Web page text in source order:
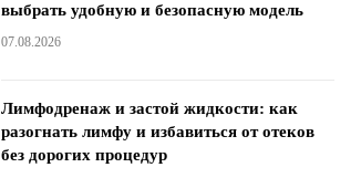
выбрать удобную и безопасную модель
07.08.2026
Лимфодренаж и застой жидкости: как
разогнать лимфу и избавиться от отеков
без дорогих процедур